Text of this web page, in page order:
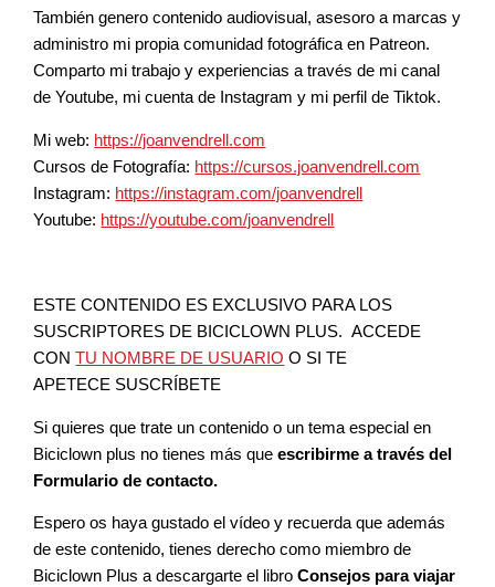
También genero contenido audiovisual, asesoro a marcas y
administro mi propia comunidad fotográfica en Patreon.
Comparto mi trabajo y experiencias a través de mi canal
de Youtube, mi cuenta de Instagram y mi perfil de Tiktok.
Mi web: https://joanvendrell.com
Cursos de Fotografía: https://cursos.joanvendrell.com
Instagram: https://instagram.com/joanvendrell
Youtube: https://youtube.com/joanvendrell
ESTE CONTENIDO ES EXCLUSIVO PARA LOS
SUSCRIPTORES DE BICICLOWN PLUS. ACCEDE
CONTU NOMBRE DE USUARIO O SI TE
APETECE SUSCRÍBETE
Si quieres que trate un contenido o un tema especial en
Biciclown plus no tienes más queescribirme a través del
Formulario de contacto.
Espero os haya gustado el vídeo y recuerda que además
de este contenido, tienes derecho como miembro de
Biciclown Plus a descargarte el libroConsejos para viajar